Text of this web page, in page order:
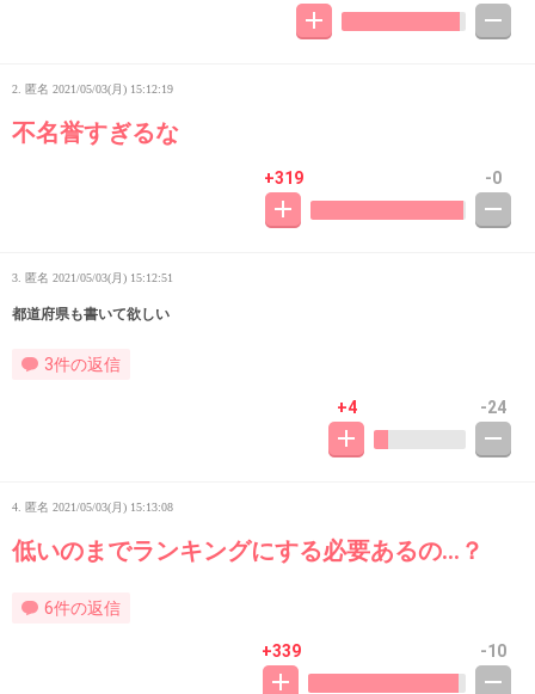
2. 匿名 2021/05/03(月) 15:12:19
不名誉すぎるな
+319 -0
3. 匿名 2021/05/03(月) 15:12:51
都道府県も書いて欲しい
3件の返信
+4 -24
4. 匿名 2021/05/03(月) 15:13:08
低いのまでランキングにする必要あるの…？
6件の返信
+339 -10